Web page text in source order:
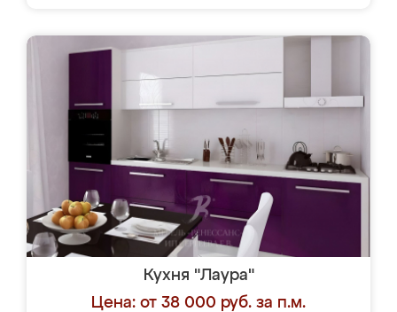
Кухня "Лаура"
Цена: от 38 000 руб. за п.м.